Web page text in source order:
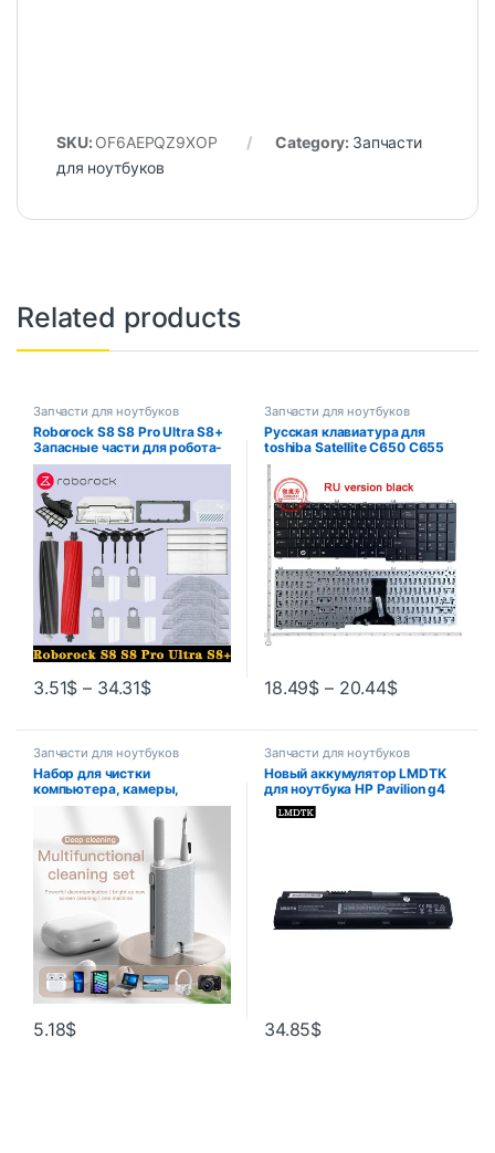
SKU: OF6AEPQZ9XOP Category: Запчасти
для ноутбуков
Related products
Запчасти для ноутбуков
Roborock S8 S8 Pro Ultra S8+
Запасные части для робота-
пылесоса Основные боковые
щетки Салфетки для швабры
HEPA-фильтры Мешки для
пыли Аксессуары
3.51$ – 34.31$
Запчасти для ноутбуков
Русская клавиатура для
toshiba Satellite C650 C655
C655D C660 C670 L675 L750
L755 L670 L650 L655 L670
L770 L775 L775D
18.49$ – 20.44$
Запчасти для ноутбуков
Набор для чистки
компьютера, камеры,
телефона, планшета,
5.18$
Запчасти для ноутбуков
Новый аккумулятор LMDTK
для ноутбука HP Pavilion g4
g6 g7 CQ32 CQ42 CQ62 CQ72
DM4 HSTNN-CBOX Q60C
34.85$